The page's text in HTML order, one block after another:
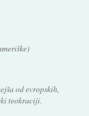
od evropskih,
teokraciji.